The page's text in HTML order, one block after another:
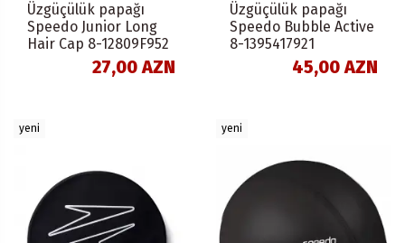
Üzgüçülük papağı
Speedo Junior Long
Hair Cap 8-12809F952
27,00 AZN
Üzgüçülük papağı
Speedo Bubble Active
8-1395417921
45,00 AZN
yeni yeni